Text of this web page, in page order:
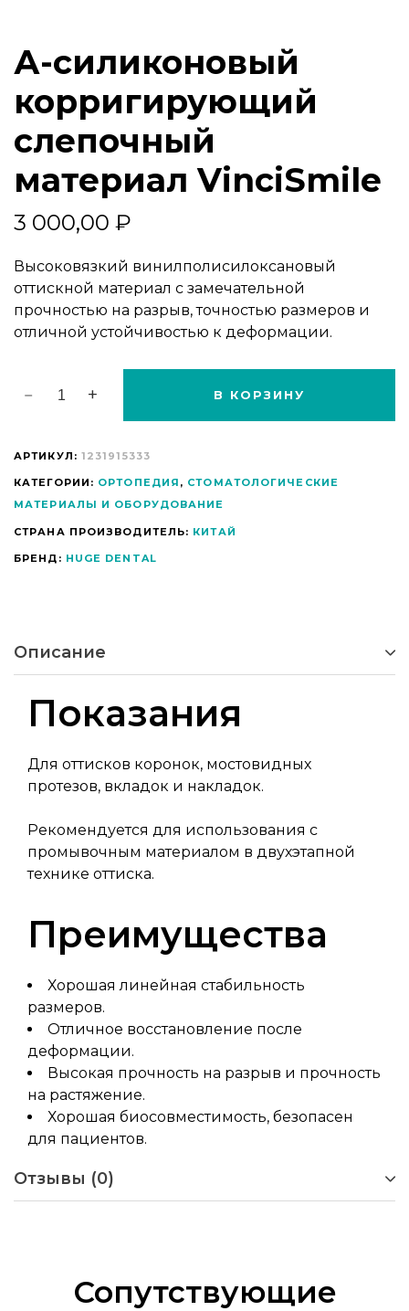
А-силиконовый
корригирующий
слепочный
материал VinciSmile
3 000,00 ₽
Высоковязкий винилполисилоксановый
оттискной материал с замечательной
прочностью на разрыв, точностью размеров и
отличной устойчивостью к деформации.
КОРРИГИРУЮЩИЙ
СЛЕПОЧНЫЙ
МАТЕРИАЛ
VINCISMILE
QUANTITY
В КОРЗИНУ
АРТИКУЛ: 1231915333
КАТЕГОРИИ: ОРТОПЕДИЯ , СТОМАТОЛОГИЧЕСКИЕ
МАТЕРИАЛЫ И ОБОРУДОВАНИЕ
СТРАНА ПРОИЗВОДИТЕЛЬ: КИТАЙ
БРЕНД: HUGE DENTAL
Описание
Показания
Для оттисков коронок, мостовидных
протезов, вкладок и накладок.
Рекомендуется для использования с
промывочным материалом в двухэтапной
технике оттиска.
Преимущества
Хорошая линейная стабильность
размеров.
Отличное восстановление после
деформации.
Высокая прочность на разрыв и прочность
на растяжение.
Хорошая биосовместимость, безопасен
для пациентов.
Отзывы (0)
Сопутствующие